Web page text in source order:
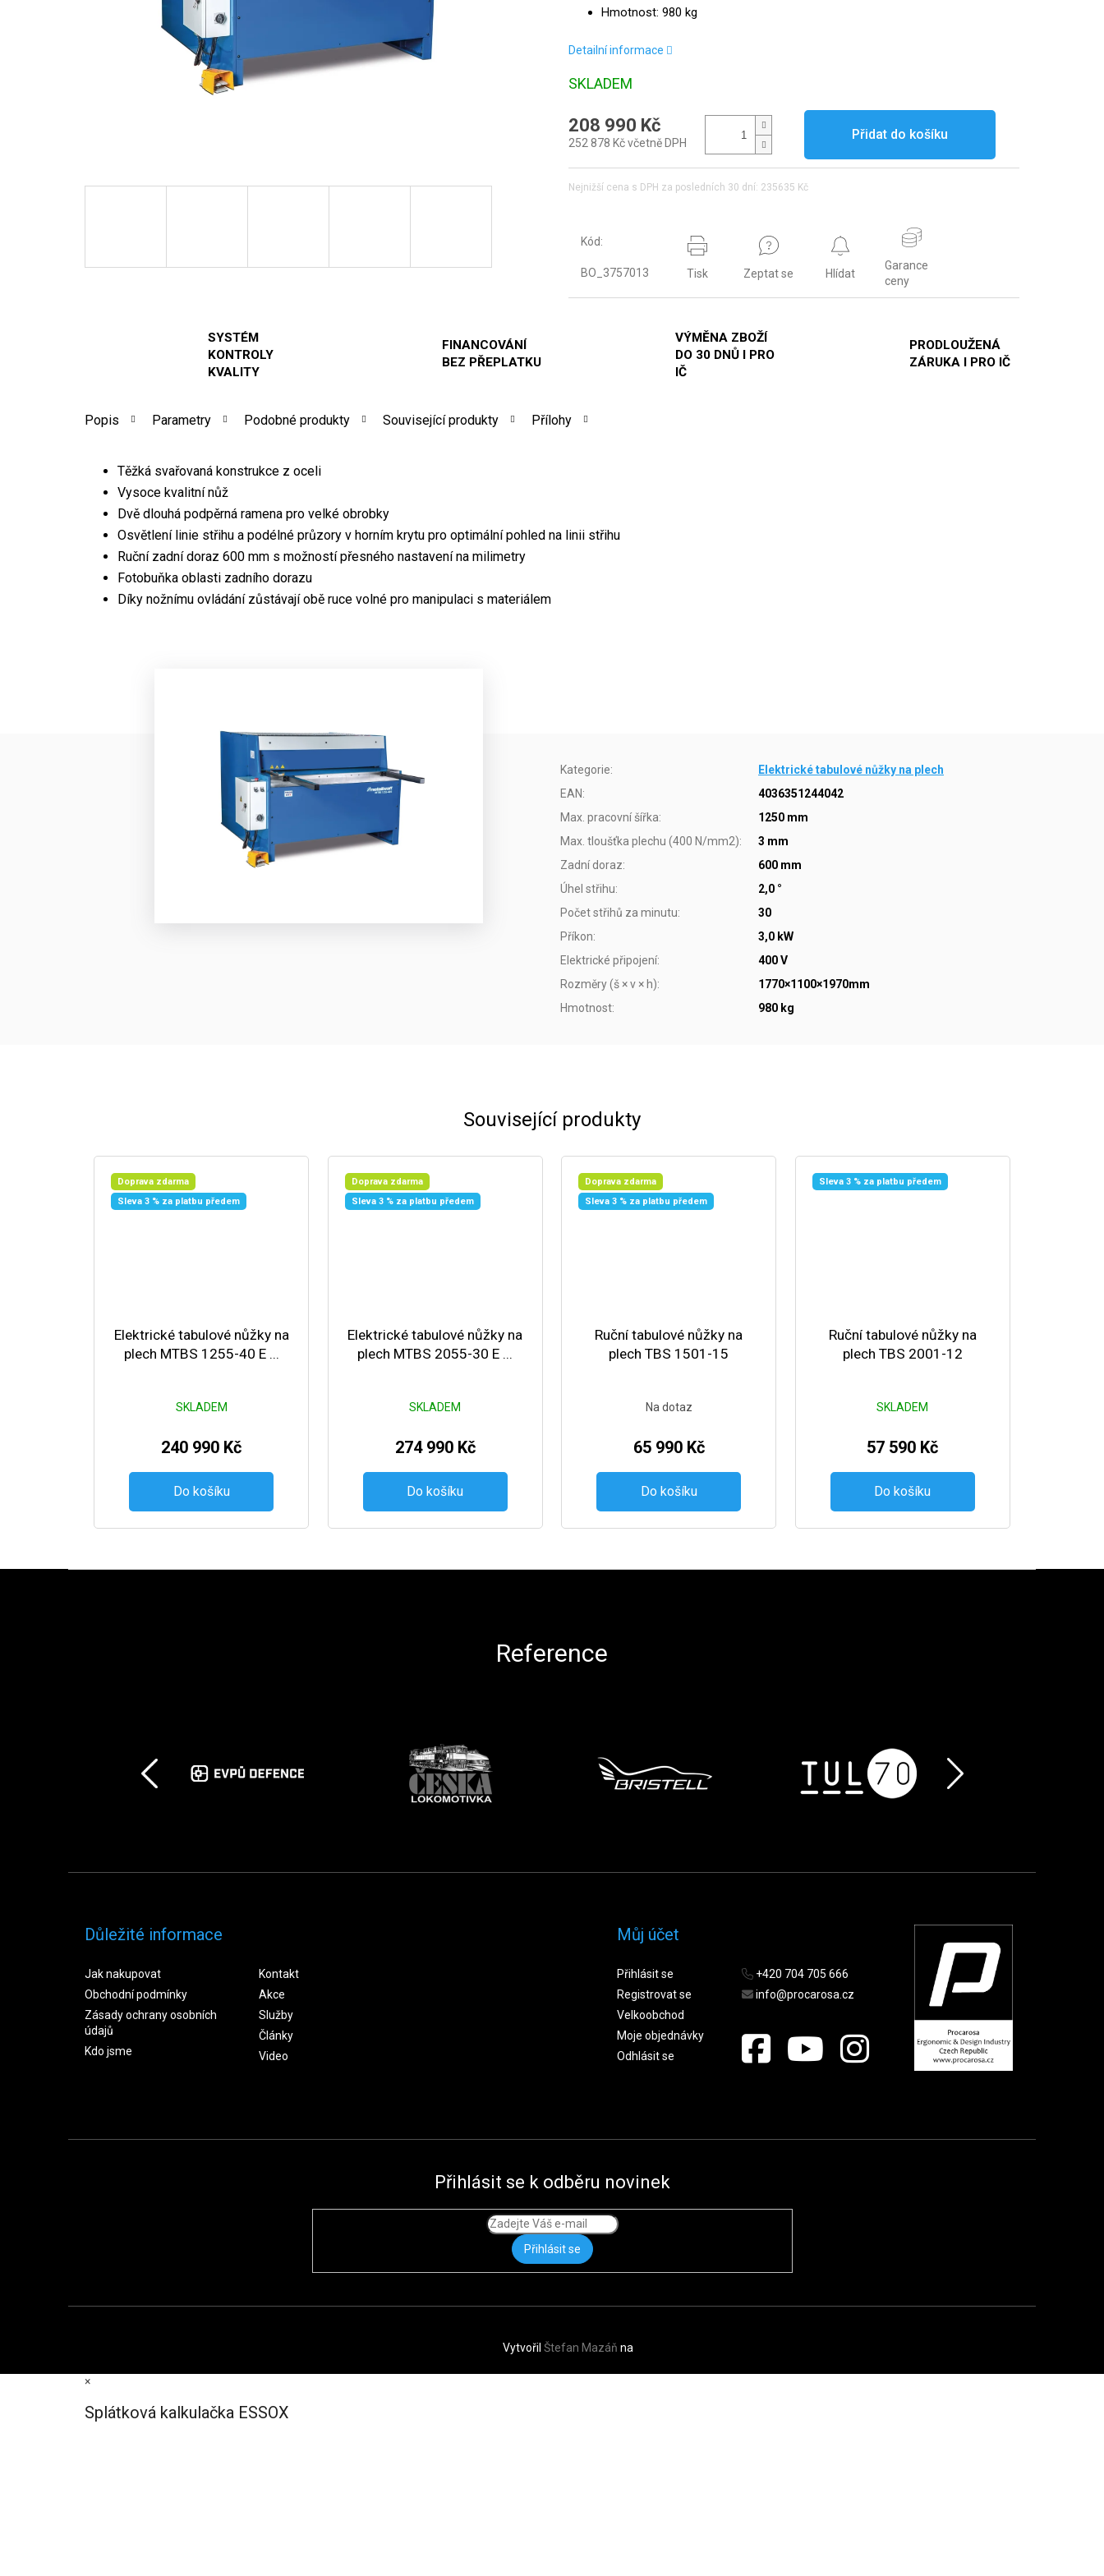
Hmotnost: 980 kg
Detailní informace
SKLADEM
208 990 Kč
252 878 Kč včetně DPH
Přidat do košíku
Nejnižší cena s DPH za posledních 30 dní: 235635 Kč
Kód:
BO_3757013 Tisk Zeptat se Hlídat
Garance
ceny
SYSTÉM
KONTROLY
KVALITY
FINANCOVÁNÍ
BEZ PŘEPLATKU
VÝMĚNA ZBOŽÍ
DO 30 DNŮ I PRO
IČ
PRODLOUŽENÁ
ZÁRUKA I PRO IČ
Popis Parametry Podobné produkty Související produkty Přílohy
Těžká svařovaná konstrukce z oceli
Vysoce kvalitní nůž
Dvě dlouhá podpěrná ramena pro velké obrobky
Osvětlení linie střihu a podélné průzory v horním krytu pro optimální pohled na linii střihu
Ruční zadní doraz 600 mm s možností přesného nastavení na milimetry
Fotobuňka oblasti zadního dorazu
Díky nožnímu ovládání zůstávají obě ruce volné pro manipulaci s materiálem
Kategorie:
Elektrické tabulové nůžky na plech
EAN:
4036351244042
Max. pracovní šířka:
1250 mm
Max. tloušťka plechu (400 N/mm2):
3 mm
Zadní doraz:
600 mm
Úhel střihu:
2,0 °
Počet střihů za minutu:
30
Příkon:
3,0 kW
Elektrické připojení:
400 V
Rozměry (š × v × h):
1770×1100×1970mm
Hmotnost: 980 kg
Související produkty
Doprava zdarma
Sleva 3 % za platbu předem
Elektrické tabulové nůžky na
plech MTBS 1255-40 E ...
SKLADEM
240 990 Kč
Do košíku
Doprava zdarma
Sleva 3 % za platbu předem
Elektrické tabulové nůžky na
plech MTBS 2055-30 E ...
SKLADEM
274 990 Kč
Do košíku
Doprava zdarma
Sleva 3 % za platbu předem
Ruční tabulové nůžky na
plech TBS 1501-15
Na dotaz
65 990 Kč
Do košíku
Sleva 3 % za platbu předem
Ruční tabulové nůžky na
plech TBS 2001-12
SKLADEM
57 590 Kč
Do košíku
Reference
Důležité informace
Jak nakupovat
Obchodní podmínky
Zásady ochrany osobních
údajů
Kdo jsme
Kontakt
Akce
Služby
Články
Video
Můj účet
Přihlásit se
Registrovat se
Velkoobchod
Moje objednávky
Odhlásit se
+420 704 705 666
info@procarosa.cz
Přihlásit se k odběru novinek
Přihlásit se
Vytvořil Štefan Mazáň na
×
Splátková kalkulačka ESSOX